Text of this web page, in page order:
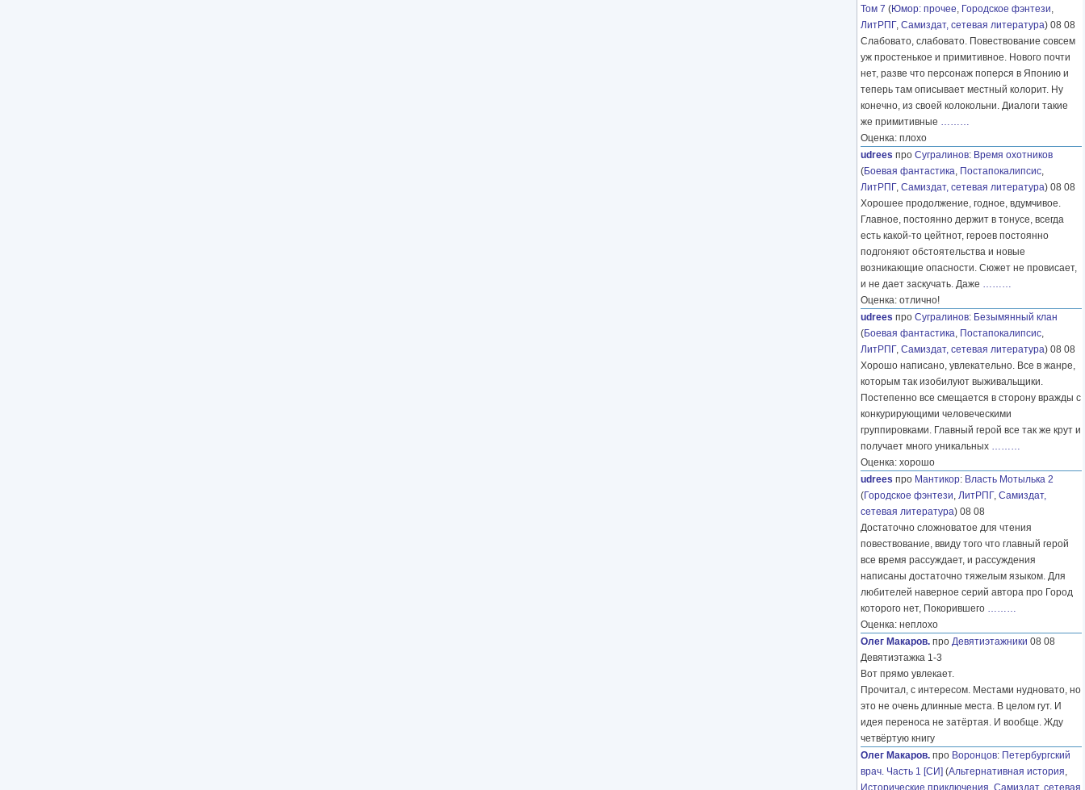
Том 7 (Юмор: прочее, Городское фэнтези,
ЛитРПГ, Самиздат, сетевая литература) 08 08
Слабовато, слабовато. Повествование совсем
уж простенькое и примитивное. Нового почти
нет, разве что персонаж поперся в Японию и
теперь там описывает местный колорит. Ну
конечно, из своей колокольни. Диалоги такие
же примитивные ………
Оценка: плохо
udrees про Сугралинов: Время охотников
(Боевая фантастика, Постапокалипсис,
ЛитРПГ, Самиздат, сетевая литература) 08 08
Хорошее продолжение, годное, вдумчивое.
Главное, постоянно держит в тонусе, всегда
есть какой-то цейтнот, героев постоянно
подгоняют обстоятельства и новые
возникающие опасности. Сюжет не провисает,
и не дает заскучать. Даже ………
Оценка: отлично!
udrees про Сугралинов: Безымянный клан
(Боевая фантастика, Постапокалипсис,
ЛитРПГ, Самиздат, сетевая литература) 08 08
Хорошо написано, увлекательно. Все в жанре,
которым так изобилуют выживальщики.
Постепенно все смещается в сторону вражды с
конкурирующими человеческими
группировками. Главный герой все так же крут и
получает много уникальных ………
Оценка: хорошо
udrees про Мантикор: Власть Мотылька 2
(Городское фэнтези, ЛитРПГ, Самиздат,
сетевая литература) 08 08
Достаточно сложноватое для чтения
повествование, ввиду того что главный герой
все время рассуждает, и рассуждения
написаны достаточно тяжелым языком. Для
любителей наверное серий автора про Город
которого нет, Покорившего ………
Оценка: неплохо
Олег Макаров. про Девятиэтажники 08 08
Девятиэтажка 1-3
Вот прямо увлекает.
Прочитал, с интересом. Местами нудновато, но
это не очень длинные места. В целом гут. И
идея переноса не затёртая. И вообще. Жду
четвёртую книгу
Олег Макаров. про Воронцов: Петербургский
врач. Часть 1 [СИ] (Альтернативная история,